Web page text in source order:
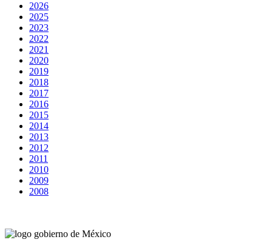
2026
2025
2023
2022
2021
2020
2019
2018
2017
2016
2015
2014
2013
2012
2011
2010
2009
2008